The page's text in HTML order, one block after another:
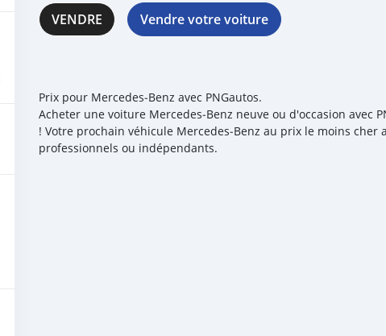
VENDRE Vendre votre voiture
Prix pour Mercedes‒Benz avec PNGautos.
Acheter une voiture Mercedes‒Benz neuve ou d'occasion avec
! Votre prochain véhicule Mercedes‒Benz au prix le moins
professionnels ou indépendants.